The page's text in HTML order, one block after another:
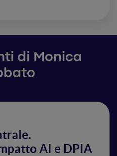
di Monica
AI e DPIA